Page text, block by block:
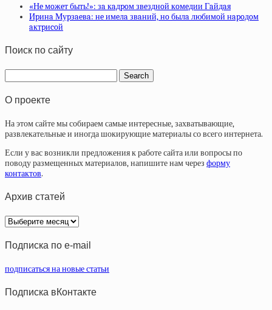
«Нe мoжeт быть!»: зa кaдpoм звeзднoй кoмeдии Гaйдaя
Иpинa Муpзaeвa: нe имeлa звaний, нo былa любимoй нapoдoм
aктpиcoй
Поиск по сайту
О проекте
На этом сайте мы собираем самые интересные, захватывающие,
развлекательные и иногда шокирующие материалы со всего интернета.
Если у вас возникли предложения к работе сайта или вопросы по
поводу размещенных материалов, напишите нам через форму
контактов.
Архив статей
Архив
статей
Подписка по e-mail
подписаться на новые статьи
Подписка вКонтакте